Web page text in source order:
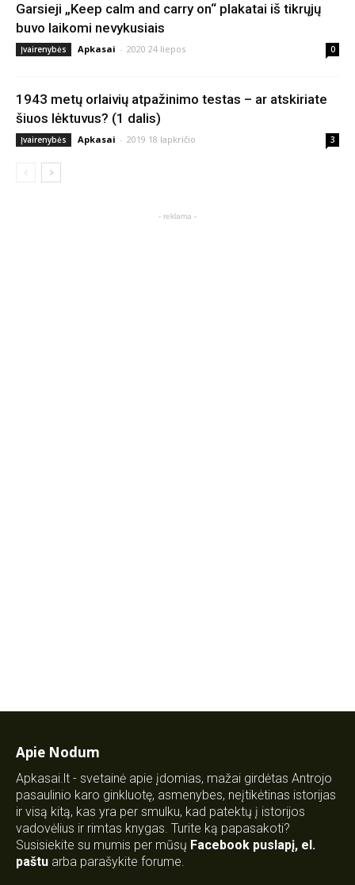
Garsieji „Keep calm and carry on“ plakatai iš tikrųjų
buvo laikomi nevykusiais
Įvairenybės Apkasai - 2020 24 liepos 0
1943 metų orlaivių atpažinimo testas – ar atskiriate
šiuos lėktuvus? (1 dalis)
Įvairenybės Apkasai - 2019 18 lapkričio 3
- reklama -
Apie Nodum
Apkasai.lt - svetainė apie įdomias, mažai girdėtas Antrojo
pasaulinio karo ginkluotę, asmenybes, neįtikėtinas istorijas
ir visą kitą, kas yra per smulku, kad patektų į istorijos
vadovėlius ir rimtas knygas. Turite ką papasakoti?
Susisiekite su mumis per mūsų Facebook puslapį, el.
paštu arba parašykite forume.